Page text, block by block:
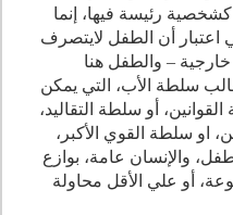
رئيسة فيها، إنما
اعتبار أن الطفل لايتصرف
– والطفل هنا
سلطة الأب، التي يمكن
أو سلطة التقاليد،
او سلطة القوي الأكبر،
والإنسان عامة، بوازع
أو علي الأقل محاولة